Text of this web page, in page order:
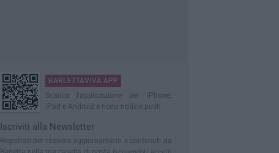
BARLETTAVIVA APP
Scarica l'applicazione per iPhone,
iPad e Android e ricevi notizie push
Iscriviti alla Newsletter
Registrati per ricevere aggiornamenti e contenuti da